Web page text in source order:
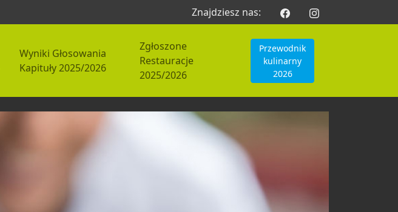
Znajdziesz nas:
Wyniki Głosowania
Kapituły 2025/2026
Zgłoszone
Restauracje
2025/2026
Przewodnik
kulinarny
2026